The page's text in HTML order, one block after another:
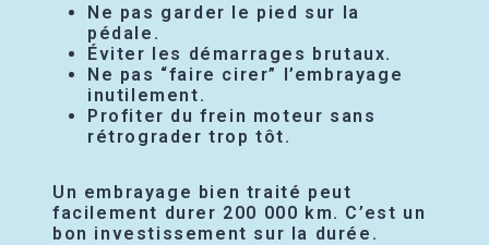
Ne pas garder le pied sur la
pédale.
Éviter les démarrages brutaux.
Ne pas “faire cirer” l’embrayage
inutilement.
Profiter du frein moteur sans
rétrograder trop tôt.
Un embrayage bien traité peut
facilement durer 200 000 km. C’est un
bon investissement sur la durée.